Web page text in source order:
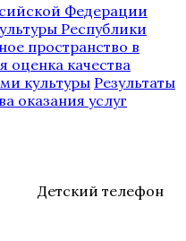
Федерации
Республики
пространство в
оценка качества
культуры Результаты
оказания услуг
Детский телефон